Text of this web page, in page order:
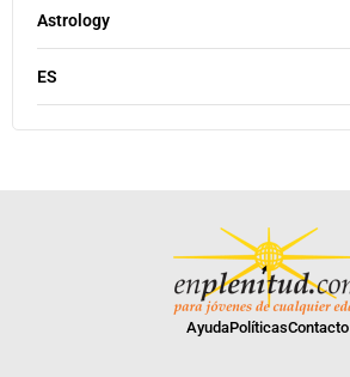
Astrology
ES
AyudaPolíticasContacto